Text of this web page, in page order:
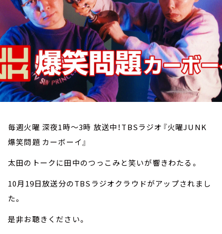
毎週火曜 深夜1時～3時 放送中！TBSラジオ『火曜JUNK
爆笑問題 カーボーイ』
太田のトークに田中のつっこみと笑いが響きわたる。
10月19日放送分のTBSラジオクラウドがアップされまし
た。
是非お聴きください。